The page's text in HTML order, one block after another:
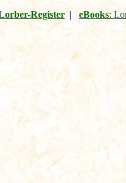
Register | eBooks: